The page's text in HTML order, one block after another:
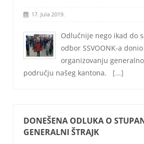
17. Jula 2019.
Odlučnije nego ikad do
odbor SSVOONK-a
organizovanju
području našeg kantona. [...]
DONEŠENA ODLUKA O
GENERALNI ŠTRAJK